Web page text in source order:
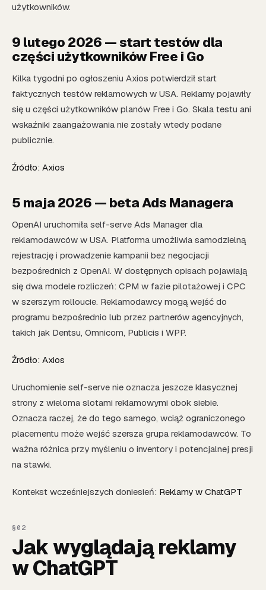
użytkowników.
9 lutego 2026 — start testów dla
części użytkowników Free i Go
Kilka tygodni po ogłoszeniu Axios potwierdził start
faktycznych testów reklamowych w USA. Reklamy pojawiły
się u części użytkowników planów Free i Go. Skala testu ani
wskaźniki zaangażowania nie zostały wtedy podane
publicznie.
Źródło: Axios
5 maja 2026 — beta Ads Managera
OpenAI uruchomiła self-serve Ads Manager dla
reklamodawców w USA. Platforma umożliwia samodzielną
rejestrację i prowadzenie kampanii bez negocjacji
bezpośrednich z OpenAI. W dostępnych opisach pojawiają
się dwa modele rozliczeń: CPM w fazie pilotażowej i CPC
w szerszym rolloucie. Reklamodawcy mogą wejść do
programu bezpośrednio lub przez partnerów agencyjnych,
takich jak Dentsu, Omnicom, Publicis i WPP.
Źródło: Axios
Uruchomienie self-serve nie oznacza jeszcze klasycznej
strony z wieloma slotami reklamowymi obok siebie.
Oznacza raczej, że do tego samego, wciąż ograniczonego
placementu może wejść szersza grupa reklamodawców. To
ważna różnica przy myśleniu o inventory i potencjalnej presji
na stawki.
Kontekst wcześniejszych doniesień: Reklamy w ChatGPT
Jak wyglądają reklamy
w ChatGPT